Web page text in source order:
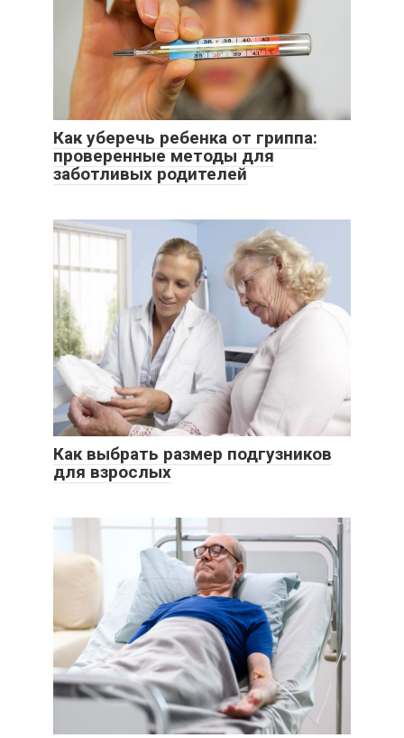
Как уберечь ребенка от гриппа:
проверенные методы для
заботливых родителей
Как выбрать размер подгузников
для взрослых